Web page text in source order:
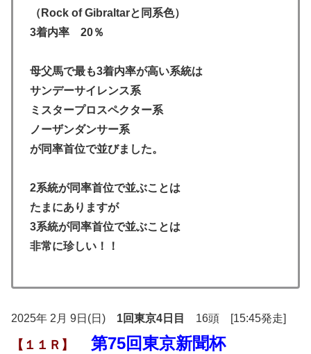
（Rock of Gibraltarと同系色）
3着内率 20％
母父馬で最も3着内率が高い系統は
サンデーサイレンス系
ミスタープロスペクター系
ノーザンダンサー系
が同率首位で並びました。
2系統が同率首位で並ぶことは
たまにありますが
3系統が同率首位で並ぶことは
非常に珍しい！！
2025年 2月 9日(日) 1回東京4日目 16頭 [15:45発走]
【１１Ｒ】 第75回東京新聞杯